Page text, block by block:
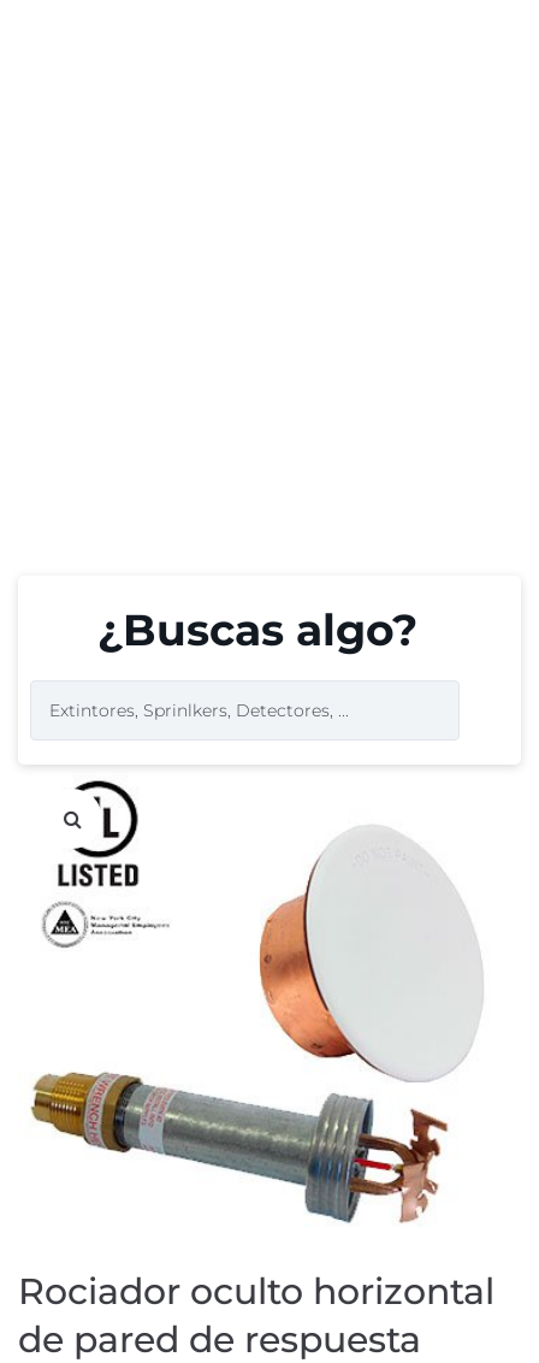
¿Buscas algo?
Rociador oculto horizontal
de pared de respuesta